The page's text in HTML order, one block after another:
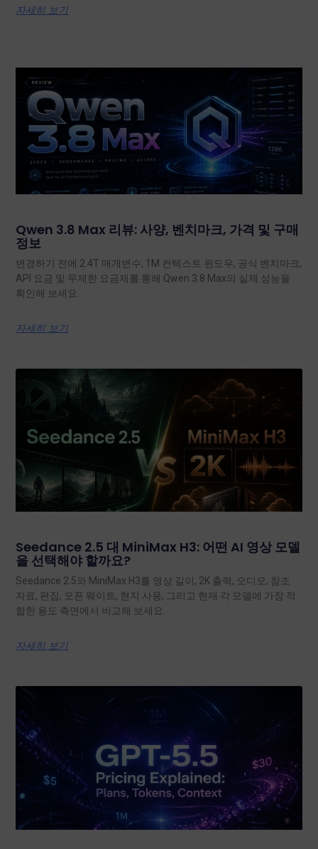
자세히 보기
Qwen 3.8 Max 리뷰: 사양, 벤치마크, 가격 및 구매
정보
변경하기 전에 2.4T 매개변수, 1M 컨텍스트 윈도우, 공식 벤치마크,
API 요금 및 무제한 요금제를 통해 Qwen 3.8 Max의 실제 성능을
확인해 보세요.
자세히 보기
Seedance 2.5 대 MiniMax H3: 어떤 AI 영상 모델
을 선택해야 할까요?
Seedance 2.5와 MiniMax H3를 영상 길이, 2K 출력, 오디오, 참조
자료, 편집, 오픈 웨이트, 현지 사용, 그리고 현재 각 모델에 가장 적
합한 용도 측면에서 비교해 보세요.
자세히 보기